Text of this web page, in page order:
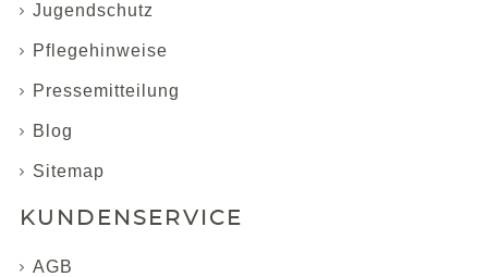
Jugendschutz
Pflegehinweise
Pressemitteilung
Blog
Sitemap
KUNDENSERVICE
AGB